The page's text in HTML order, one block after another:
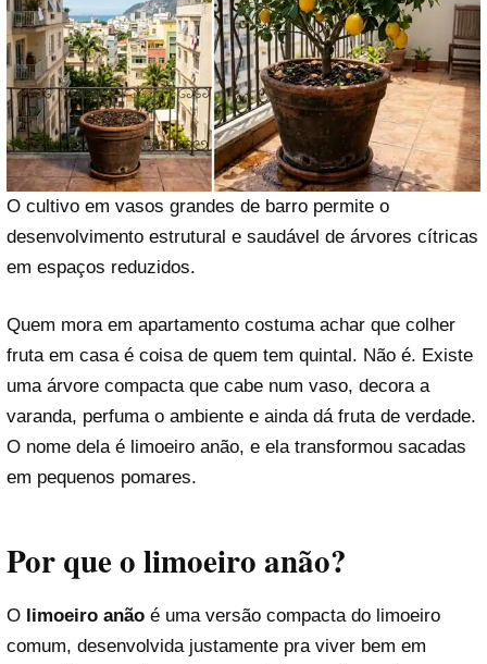
O cultivo em vasos grandes de barro permite o
desenvolvimento estrutural e saudável de árvores cítricas
em espaços reduzidos.
Quem mora em apartamento costuma achar que colher
fruta em casa é coisa de quem tem quintal. Não é. Existe
uma árvore compacta que cabe num vaso, decora a
varanda, perfuma o ambiente e ainda dá fruta de verdade.
O nome dela é limoeiro anão, e ela transformou sacadas
em pequenos pomares.
Por que o limoeiro anão?
O limoeiro anão é uma versão compacta do limoeiro
comum, desenvolvida justamente pra viver bem em